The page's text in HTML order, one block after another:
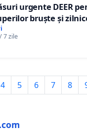
urgente DEER
bruște și
și Nazna
7 zile
4 5 6 7 8